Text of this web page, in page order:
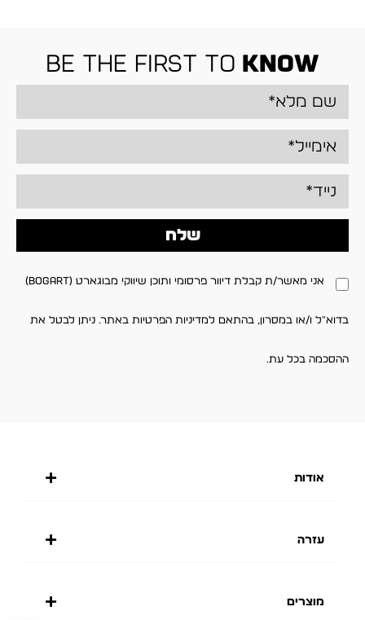
be the first to know
אני מאשר/ת קבלת דיוור פרסומי ותוכן שיווקי מבוגארט (BOGART)
בדוא"ל ו/או במסרון, בהתאם למדיניות הפרטיות באתר. ניתן לבטל את
ההסכמה בכל עת.
שלח
אודות
עזרה
מוצרים